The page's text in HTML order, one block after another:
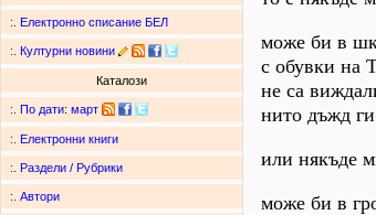
:. Електронно списание БЕЛ
:. Културни новини
Каталози
:. По дати: март
:. Електронни книги
:. Раздели / Рубрики
:. Автори
може би в
с обувки на
не са
нито дъжд
или някъде
може би в